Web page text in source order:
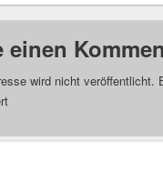
einen
wird nicht veröffentlicht.